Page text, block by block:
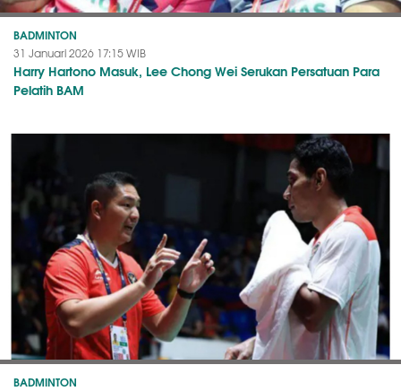
BADMINTON
31 Januari 2026 17:15 WIB
Harry Hartono Masuk, Lee Chong Wei Serukan Persatuan Para
Pelatih BAM
BADMINTON